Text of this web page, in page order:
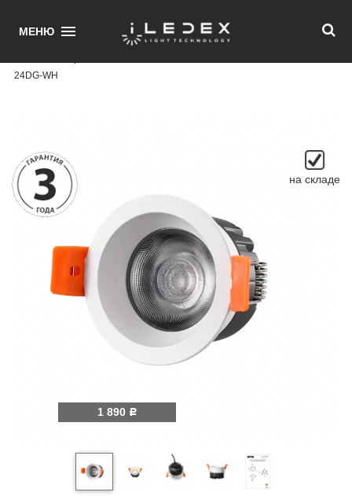
МЕНЮ
24DG-WH
на складе
1 890 Р